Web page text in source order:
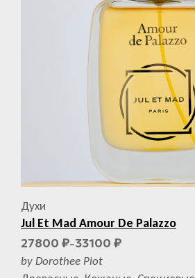
Духи
Jul Et Mad Amour De Palazzo
27800 ₽–33100 ₽
by Dorothee Piot